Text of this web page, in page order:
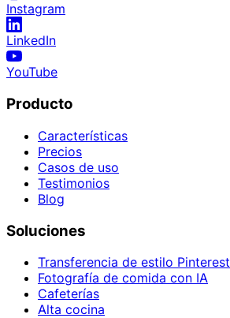
Instagram
LinkedIn
YouTube
Producto
Características
Precios
Casos de uso
Testimonios
Blog
Soluciones
Transferencia de estilo Pinterest
Fotografía de comida con IA
Cafeterías
Alta cocina